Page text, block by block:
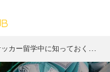
っておくべきルームメイトとのトラブル対策は？